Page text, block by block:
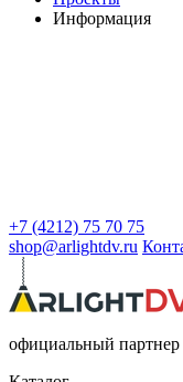
Информация
+7 (4212) 75 70 75
shop@arlightdv.ru
официальный